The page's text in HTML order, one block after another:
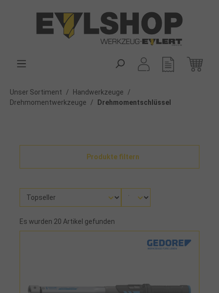
Unser Sortiment / Handwerkzeuge
/
Drehmomentwerkzeuge
/ Drehmomentschlüssel
Produkte filtern
Es wurden 20 Artikel gefunden